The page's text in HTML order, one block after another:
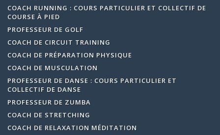
COACH RUNNING : COURS PARTICULIER ET COLLECTIF DE
COURSE À PIED
PROFESSEUR DE GOLF
COACH DE CIRCUIT TRAINING
COACH DE PRÉPARATION PHYSIQUE
COACH DE MUSCULATION
PROFESSEUR DE DANSE : COURS PARTICULIER ET
COLLECTIF DE DANSE
PROFESSEUR DE ZUMBA
COACH DE STRETCHING
COACH DE RELAXATION MÉDITATION